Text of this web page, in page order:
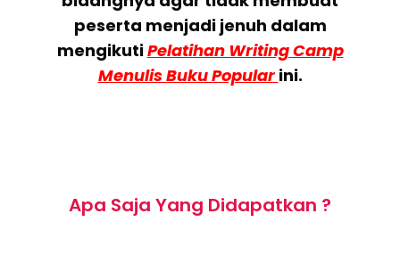
peserta menjadi jenuh dalam
mengikutiPelatihan Writing Camp
Menulis Buku Popularini.
Apa Saja Yang Didapatkan ?